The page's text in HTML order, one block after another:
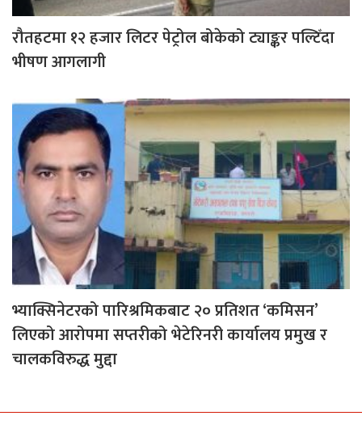
रौतहटमा १२ हजार लिटर पेट्रोल बोकेको ट्याङ्कर पल्टिँदा
भीषण आगलागी
भ्याक्सिनेटरको पारिश्रमिकबाट २० प्रतिशत ‘कमिसन’
लिएको आरोपमा सप्तरीको भेटेरिनरी कार्यालय प्रमुख र
चालकविरुद्ध मुद्दा